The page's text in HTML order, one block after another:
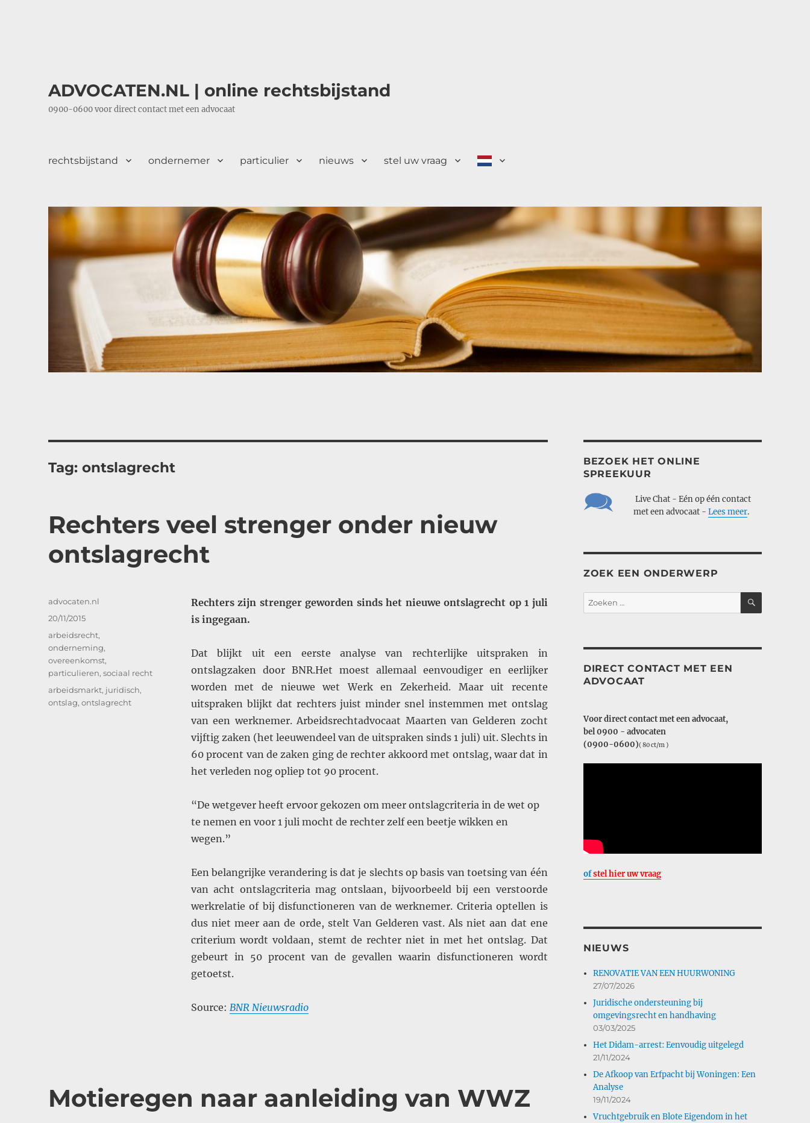
ADVOCATEN.NL | online rechtsbijstand
0900-0600 voor direct contact met een advocaat
rechtsbijstand ondernemer particulier nieuws stel uw vraag
Tag:ontslagrecht
Rechters veel strenger onder nieuw
ontslagrecht
Rechters zijn strenger geworden sinds het nieuwe ontslagrecht op 1 juli
is ingegaan.
Dat blijkt uit een eerste analyse van rechterlijke uitspraken in
ontslagzaken door BNR.Het moest allemaal eenvoudiger en eerlijker
worden met de nieuwe wet Werk en Zekerheid. Maar uit recente
uitspraken blijkt dat rechters juist minder snel instemmen met ontslag
van een werknemer. Arbeidsrechtadvocaat Maarten van Gelderen zocht
vijftig zaken (het leeuwendeel van de uitspraken sinds 1 juli) uit. Slechts in
60 procent van de zaken ging de rechter akkoord met ontslag, waar dat in
het verleden nog opliep tot 90 procent.
“De wetgever heeft ervoor gekozen om meer ontslagcriteria in de wet op
te nemen en voor 1 juli mocht de rechter zelf een beetje wikken en
wegen.”
Een belangrijke verandering is dat je slechts op basis van toetsing van één
van acht ontslagcriteria mag ontslaan, bijvoorbeeld bij een verstoorde
werkrelatie of bij disfunctioneren van de werknemer. Criteria optellen is
dus niet meer aan de orde, stelt Van Gelderen vast. Als niet aan dat ene
criterium wordt voldaan, stemt de rechter niet in met het ontslag. Dat
gebeurt in 50 procent van de gevallen waarin disfunctioneren wordt
getoetst.
Source: BNR Nieuwsradio
Auteur
advocaten.nl
Geplaatst
op
20/11/2015
Categorieën
arbeidsrecht,
onderneming,
overeenkomst,
particulieren,sociaal recht
Tags
arbeidsmarkt, juridisch,
ontslag,ontslagrecht
Motieregen naar aanleiding van WWZ
BEZOEK HET ONLINE
SPREEKUUR
Live Chat - Eén op één contact
met een advocaat - Lees meer.
ZOEK EEN ONDERWERP
Zoeken
naar:
ZOEKEN
DIRECT CONTACT MET EEN
ADVOCAAT
Voor direct contact met een advocaat,
bel 0900 - advocaten
(0900-0600)( 80 ct/m )
ofstel hier uw vraag
NIEUWS
RENOVATIE VAN EEN HUURWONING
27/07/2026
Juridische ondersteuning bij
omgevingsrecht en handhaving
03/03/2025
Het Didam-arrest: Eenvoudig uitgelegd
21/11/2024
De Afkoop van Erfpacht bij Woningen: Een
Analyse
19/11/2024
Vruchtgebruik en Blote Eigendom in het